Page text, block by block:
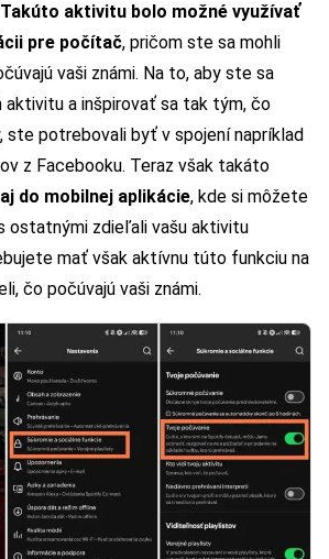
Takúto aktivitu bolo možné využívať
pre počítač, pričom ste sa mohli
vaši známi. Na to, aby ste sa
aktivitu a inšpirovať sa tak tým, čo
ste potrebovali byť v spojení napríklad
z Facebooku. Teraz však takáto
do mobilnej aplikácie, kde si môžete
ostatnými zdieľali vašu aktivitu
mať však aktívnu túto funkciu na
čo počúvajú vaši známi.